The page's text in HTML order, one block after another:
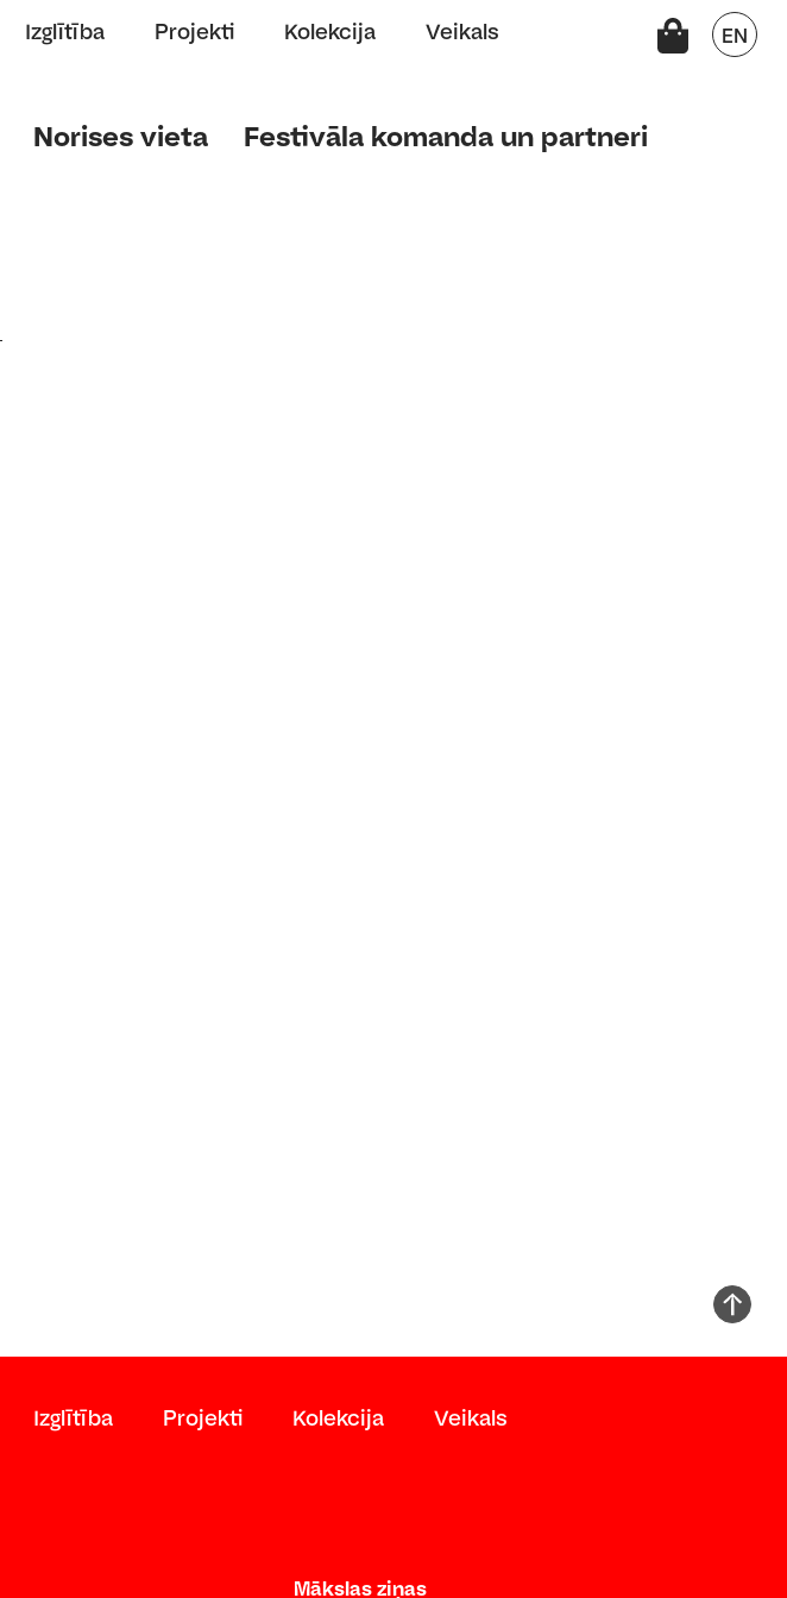
Izglītība Projekti Kolekcija Veikals EN
Norises vieta
Festivāla komanda un partneri
Izglītība Projekti Kolekcija Veikals
Mākslas ziņas